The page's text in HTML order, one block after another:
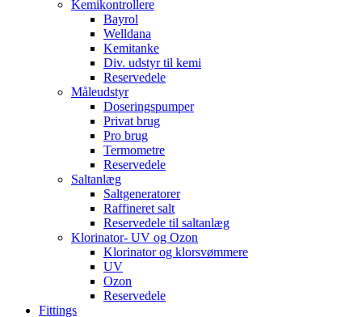
Kemikontrollere
Bayrol
Welldana
Kemitanke
Div. udstyr til kemi
Reservedele
Måleudstyr
Doseringspumper
Privat brug
Pro brug
Termometre
Reservedele
Saltanlæg
Saltgeneratorer
Raffineret salt
Reservedele til saltanlæg
Klorinator- UV og Ozon
Klorinator og klorsvømmere
UV
Ozon
Reservedele
Fittings